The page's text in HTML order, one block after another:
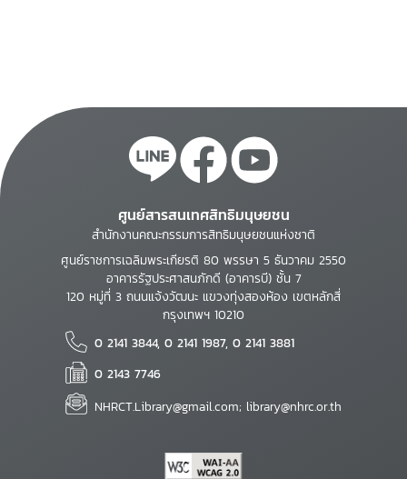
ศูนย์สารสนเทศสิทธิมนุษยชน
สำนักงานคณะกรรมการสิทธิมนุษยชนแห่งชาติ
ศูนย์ราชการเฉลิมพระเกียรติ 80 พรรษา 5 ธันวาคม 2550
อาคารรัฐประศาสนภักดี (อาคารบี) ชั้น 7
120 หมู่ที่ 3 ถนนแจ้งวัฒนะ แขวงทุ่งสองห้อง เขตหลักสี่
กรุงเทพฯ 10210
0 2141 3844, 0 2141 1987, 0 2141 3881
0 2143 7746
NHRCT.Library@gmail.com; library@nhrc.or.th